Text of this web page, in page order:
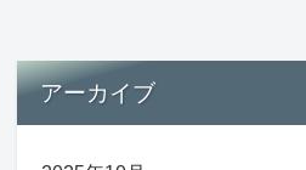
アーカイブ